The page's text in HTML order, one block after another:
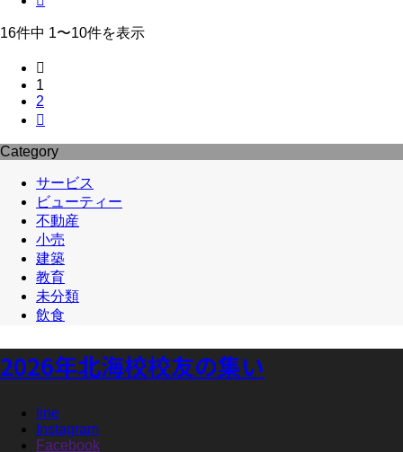
16件中 1〜10件を表示

1
2

Category
サービス
ビューティー
不動産
小売
建築
教育
未分類
飲食
2026年北海校校友の集い
line
Instagram
Facebook